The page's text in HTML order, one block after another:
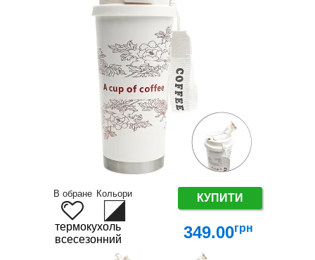
В обране Кольори КУПИТИ
термокухоль
всесезонний
349.00грн